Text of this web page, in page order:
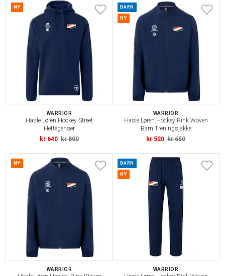
NY
WARRIOR
Hasle Løren Hockey Street
Hettegenser
kr 640 kr 800
BARN
NY
WARRIOR
Hasle Løren Hockey Rink Woven
Barn Treningsjakke
kr 520 kr 650
NY
WARRIOR
BARN
NY
WARRIOR